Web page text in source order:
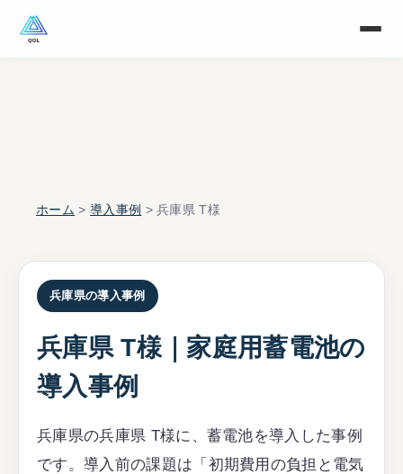
ホーム > 導入事例 > 兵庫県 T様
兵庫県の導入事例
兵庫県 T様｜家庭用蓄電池の
導入事例
兵庫県の兵庫県 T様に、蓄電池を導入した事例
です。導入前の課題は「初期費用の負担と電気